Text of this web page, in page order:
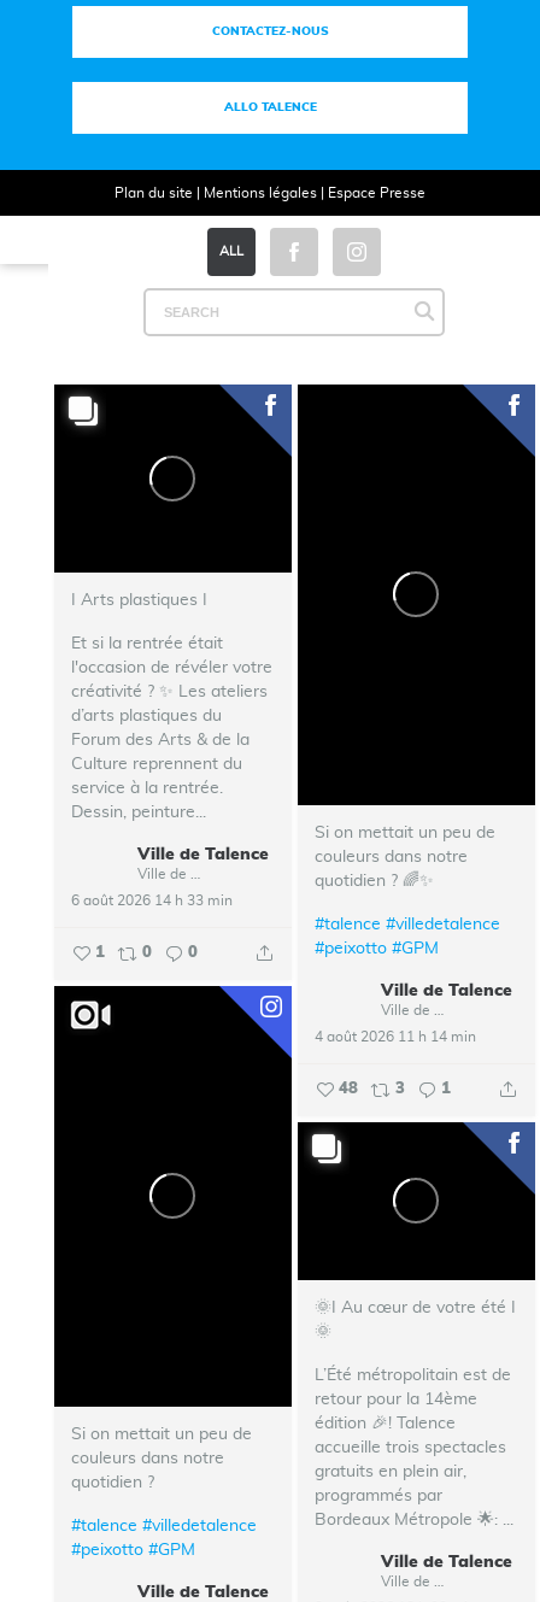
ALL
I Arts plastiques I
Et si la rentrée était
l'occasion de révéler votre
créativité ? ✨ Les ateliers
d’arts plastiques du
Forum des Arts & de la
Culture reprennent du
service à la rentrée.
Dessin, peinture...
Ville de Talence
6 août 2026 14 h 33 min
1 0 0
Si on mettait un peu de
couleurs dans notre
quotidien ? 🌈✨
#talence #villedetalence
#peixotto #GPM
Ville de Talence
4 août 2026 11 h 14 min
48 3 1
Si on mettait un peu de
couleurs dans notre
quotidien ?
#talence #villedetalence
#peixotto #GPM
Ville de Talence
🌞I Au cœur de votre été I
🌞
L’Été métropolitain est de
retour pour la 14ème
édition 🎉!
Talence
accueille trois spectacles
gratuits en plein air,
programmés par
Bordeaux Métropole 🌟: ...
Ville de Talence
CONTACTEZ-NOUS
ALLO TALENCE
Plan du site Mentions légales| Espace Presse